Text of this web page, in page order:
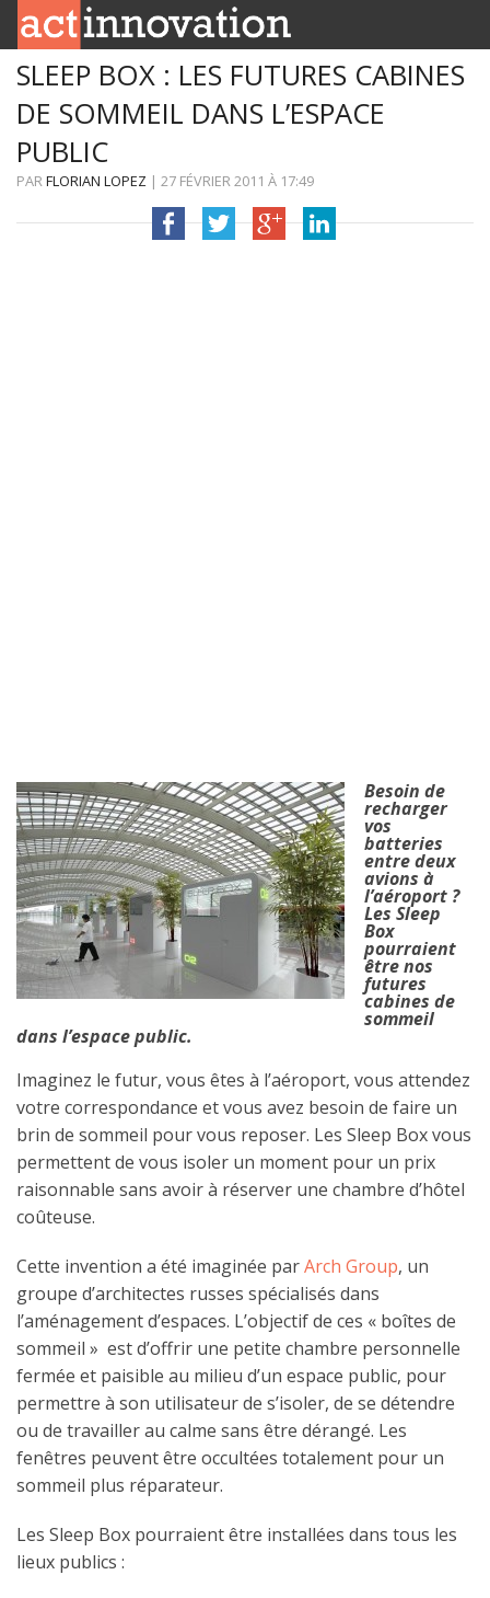
RUBRIQUES
INNOBOX
CONTACT
SLEEP BOX : LES FUTURES CABINES
DE SOMMEIL DANS L’ESPACE
PUBLIC
PARFLORIAN LOPEZ | 27 FÉVRIER 2011 À 17:49
Besoin de
recharger
vos
batteries
entre deux
avions à
l’aéroport ?
Les Sleep
Box
pourraient
être nos
futures
cabines de
sommeil
dans l’espace public.
Imaginez le futur, vous êtes à l’aéroport, vous attendez
votre correspondance et vous avez besoin de faire un
brin de sommeil pour vous reposer. Les Sleep Box vous
permettent de vous isoler un moment pour un prix
raisonnable sans avoir à réserver une chambre d’hôtel
coûteuse.
Cette invention a été imaginée parArch Group, un
groupe d’architectes russes spécialisés dans
l’aménagement d’espaces. L’objectif de ces « boîtes de
sommeil » est d’offrir une petite chambre personnelle
fermée et paisible au milieu d’un espace public, pour
permettre à son utilisateur de s’isoler, de se détendre
ou de travailler au calme sans être dérangé. Les
fenêtres peuvent être occultées totalement pour un
sommeil plus réparateur.
Les Sleep Box pourraient être installées dans tous les
lieux publics :